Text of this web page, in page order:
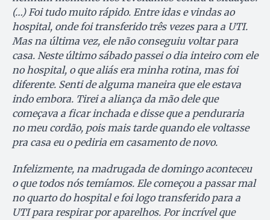
(…) Foi tudo muito rápido. Entre idas e vindas ao
hospital, onde foi transferido três vezes para a UTI.
Mas na última vez, ele não conseguiu voltar para
casa. Neste último sábado passei o dia inteiro com ele
no hospital, o que aliás era minha rotina, mas foi
diferente. Senti de alguma maneira que ele estava
indo embora. Tirei a aliança da mão dele que
começava a ficar inchada e disse que a penduraria
no meu cordão, pois mais tarde quando ele voltasse
pra casa eu o pediria em casamento de novo.
Infelizmente, na madrugada de domingo aconteceu
o que todos nós temíamos. Ele começou a passar mal
no quarto do hospital e foi logo transferido para a
UTI para respirar por aparelhos. Por incrível que